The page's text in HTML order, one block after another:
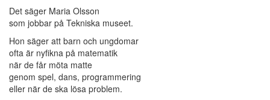
Det säger Maria Olsson
som jobbar på Tekniska museet.
Hon säger att barn och ungdomar
ofta är nyfikna på matematik
när de får möta matte
genom spel, dans, programmering
eller när de ska lösa problem.